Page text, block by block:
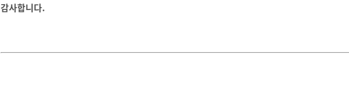
감사합니다.